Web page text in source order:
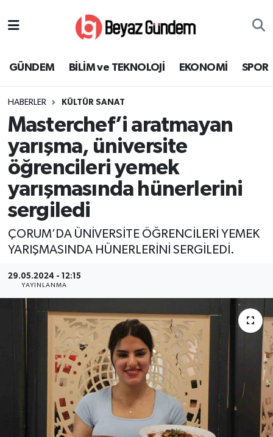
GÜNDEM BİLİM ve TEKNOLOJİ EKONOMİ SPOR
HABERLER KÜLTÜR SANAT
Masterchef’i aratmayan
yarışma, üniversite
öğrencileri yemek
yarışmasında hünerlerini
sergiledi
ÇORUM’DA ÜNİVERSİTE ÖĞRENCİLERİ YEMEK
YARIŞMASINDA HÜNERLERİNİ SERGİLEDİ.
29.05.2024 - 12:15
YAYINLANMA
EKONOMİ
SAĞLIK
EĞİTİM
KÜLTÜR SANAT
Süper Lig Puan Durumu ve Fikstür
Tüm Manşetler
Son Dakika Haberleri
Haber Arşivi